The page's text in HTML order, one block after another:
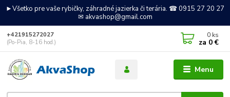
►Všetko pre vaše rybičky, záhradné jazierka či terária. ☎ 0915 27 20 27
✉ akvashop@gmail.com
Menu
+421915272027
(Po-Pia, 8-16 hod.)
0 ks
za 0 €